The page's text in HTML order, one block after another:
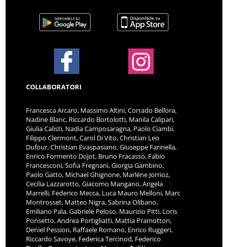
COLLABORATORI
Francesca Arcaro, Massimo Altini, Corrado Bellora,
Nadine Blanc, Riccardo Bortolotti, Manila Calipari,
Giulia Calisti, Nadia Camposaragna, Paolo Ciambi,
Filippo Clermont, Carol Di Vito, Christian Leo
Dufour, Christian Evaspasiano, Giuseppe Farinella,
Enrico Formento Dojot, Bruno Fracasso, Fabio
Francesconi, Sofia Fregnani, Giorgia Gambino,
Paolo Gatto, Michael Ghignone, Marlène Jorrioz,
Cecilia Lazzarotto, Giacomo Mangano, Angela
Marrelli, Federico Mecca, Luca Mauro Melloni, Marc
Montrosset, Matteo Nigra, Sabrina Olibano,
Emiliano Pala, Gabriele Peloso, Maurizio Pitti, Loris
Ponsetto, Andrea Portigliatti, Mattia Pramotton,
Deniel Pession, Raffaele Romano, Enrico Ruggeri,
Riccardo Savoye, Federica Tercinod, Federico